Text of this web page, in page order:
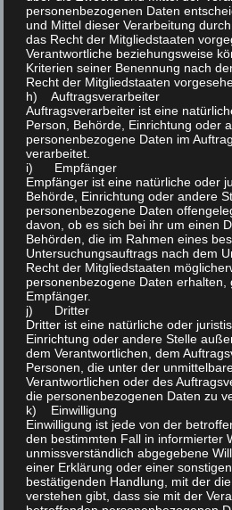
Schreib einen
Deine E-Mail-Adresse wird
Erforderliche Felder sind mit
NAME*
E-MAIL-ADRESSE*
personenbezogenen Daten
und Mittel dieser Verarbeitung
das Recht der Mitgliedstaaten
Verantwortliche beziehungsweise
Kriterien seiner Benennung nach
Recht der Mitgliedstaaten
h) Auftragsverarbeiter
Auftragsverarbeiter ist eine
Person, Behörde, Einrichtung oder
personenbezogene Daten im
verarbeitet.
i) Empfänger
Empfänger ist eine natürliche oder
Behörde, Einrichtung oder andere
personenbezogene Daten
davon, ob es sich bei ihr um einen
Behörden, die im Rahmen eines
Untersuchungsauftrags nach dem
Recht der Mitgliedstaaten
personenbezogene Daten erhalten,
Empfänger.
j) Dritter
Dritter ist eine natürliche oder
Einrichtung oder andere Stelle
dem Verantwortlichen, dem
Personen, die unter der
Verantwortlichen oder des
die personenbezogenen Daten zu
k) Einwilligung
Einwilligung ist jede von der
den bestimmten Fall in informierter
unmissverständlich abgegebene
einer Erklärung oder einer
bestätigenden Handlung, mit der
verstehen gibt, dass sie mit der